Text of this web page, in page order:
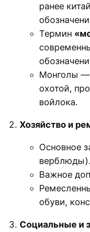
ранее
Термин
Монголы —
охотой,
войлока.
Хозяйство и
Основное
верблюды).
Важное
обуви,
Социальные и